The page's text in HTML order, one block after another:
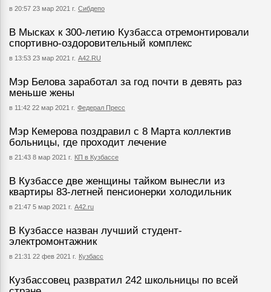
в 20:57 23 мар 2021 г. Сибдепо
В Мысках к 300-летию Кузбасса отремонтировали
спортивно-оздоровительный комплекс
в 13:53 23 мар 2021 г. А42.RU
Мэр Белова заработал за год почти в девять раз
меньше жены
в 11:42 22 мар 2021 г. Федерал Пресс
Мэр Кемерова поздравил с 8 Марта коллектив
больницы, где проходит лечение
в 21:43 8 мар 2021 г. КП в Кузбассе
В Кузбассе две женщины тайком вынесли из
квартиры 83-летней пенсионерки холодильник
в 21:47 5 мар 2021 г. А42.ru
В Кузбассе назван лучший студент-
электромонтажник
в 21:31 22 фев 2021 г. Кузбасс
Кузбассовец развратил 242 школьницы по всей